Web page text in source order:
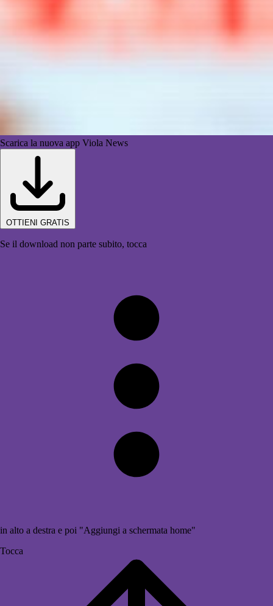
Scarica la nuova app Viola News
OTTIENI GRATIS
Se il download non parte subito, tocca
in alto a destra e poi "Aggiungi a schermata home"
Tocca